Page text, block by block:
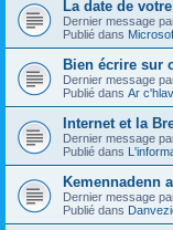
La date de
Dernier message
Publié dans
Bien écrire sur
Dernier message
Publié dans Ar
Internet et la
Dernier message
Publié dans
Kemennadenn
Dernier message
Publié dans